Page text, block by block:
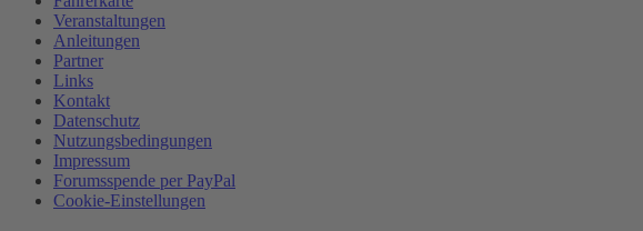
Veranstaltungen
Anleitungen
Partner
Links
Kontakt
Datenschutz
Nutzungsbedingungen
Impressum
Forumsspende per PayPal
Cookie-Einstellungen